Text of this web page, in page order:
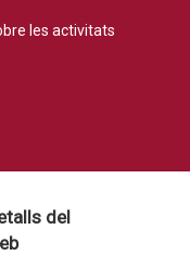
les activitats
del